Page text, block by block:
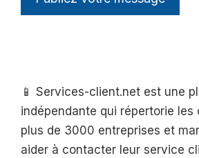
📱 Services-client.net est une
indépendante qui répertorie les
plus de 3000 entreprises et
aider à contacter leur service